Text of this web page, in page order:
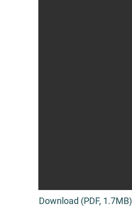
Download (PDF, 1.7MB)